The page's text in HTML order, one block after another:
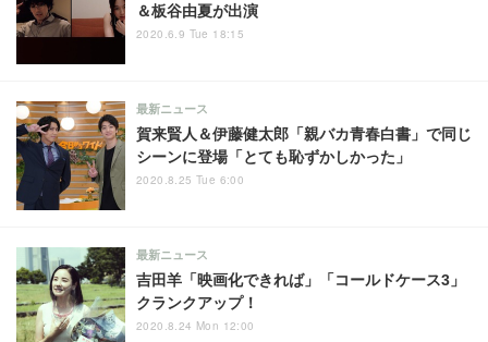
＆板谷由夏が出演
2020.6.9 Tue 18:15
賀来賢人＆伊藤健太郎「親バカ青春白書」で同じ
シーンに登場「とても恥ずかしかった」
最新ニュース
2020.8.25 Tue 6:00
吉田羊「映画化できれば」「コールドケース3」
クランクアップ！
最新ニュース
2020.8.24 Mon 12:00